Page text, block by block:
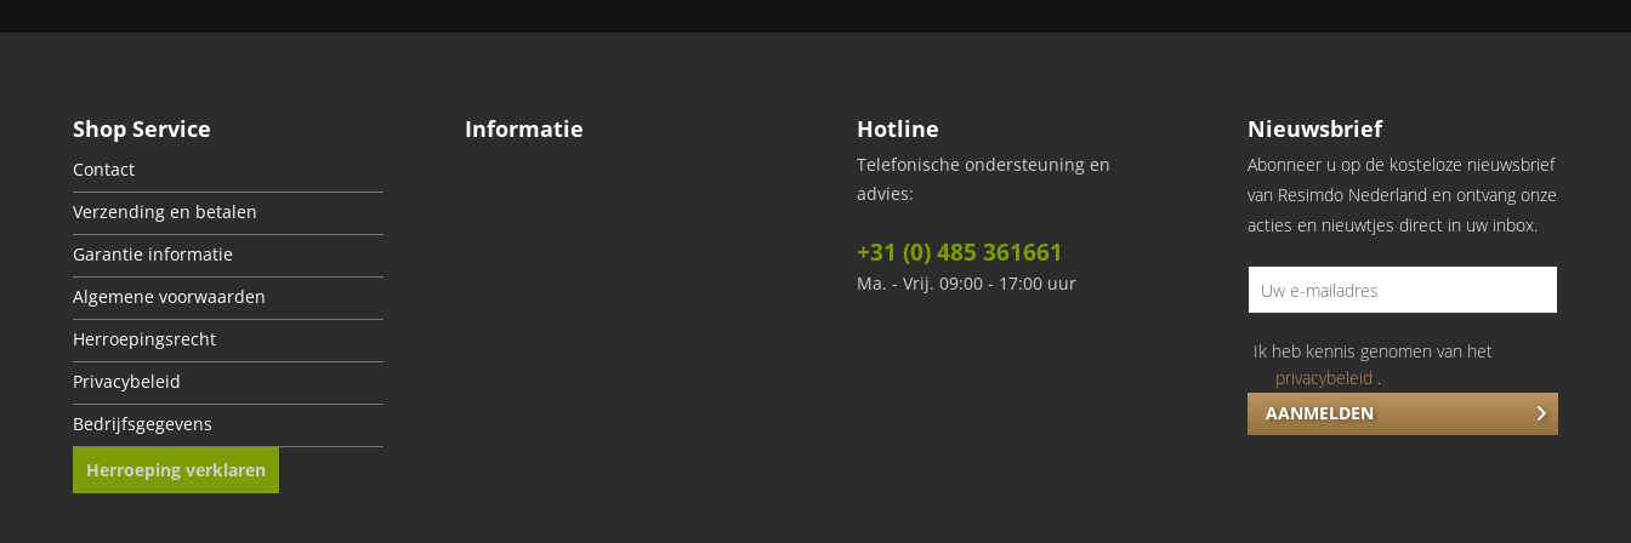
Shop Service
Contact
Verzending en betalen
Garantie informatie
Algemene voorwaarden
Herroepingsrecht
Privacybeleid
Bedrijfsgegevens
Herroeping verklaren
Informatie Hotline
Telefonische ondersteuning en
advies:
+31 (0) 485 361661
Ma. - Vrij. 09:00 - 17:00 uur
Nieuwsbrief
Abonneer u op de kosteloze nieuwsbrief
van Resimdo Nederland en ontvang onze
acties en nieuwtjes direct in uw inbox.
AANMELDEN
Ik heb kennis genomen van het
privacybeleid .